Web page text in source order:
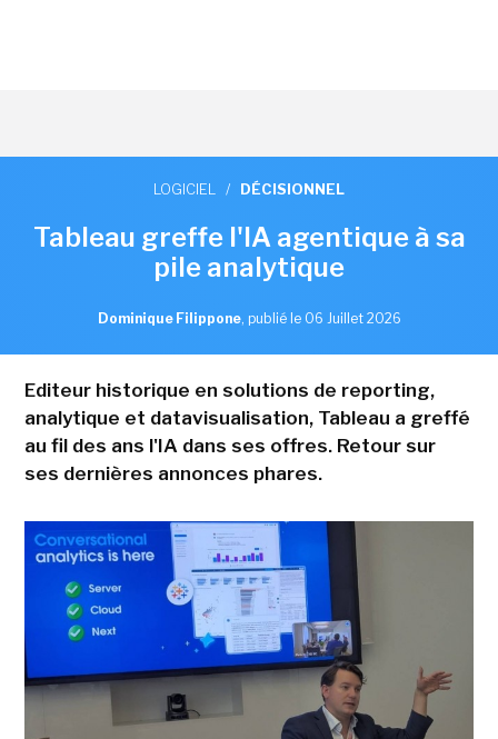
LOGICIEL / DÉCISIONNEL
Tableau greffe l'IA agentique à sa
pile analytique
Dominique Filippone, publié le 06 Juillet 2026
Editeur historique en solutions de reporting,
analytique et datavisualisation, Tableau a greffé
au fil des ans l'IA dans ses offres. Retour sur
ses dernières annonces phares.